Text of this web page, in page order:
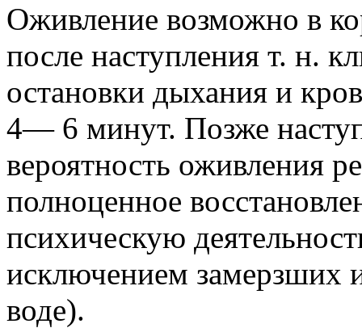
Оживление возможно в
после наступления т. н.
остановки дыхания и
4— 6 минут. Позже
вероятность оживления
полноценное
психическую
исключением замерзших
воде).